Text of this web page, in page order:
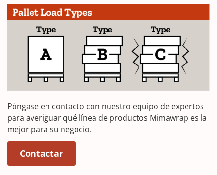
Póngase en contacto con nuestro equipo de expertos
para averiguar qué línea de productos Mimawrap es la
mejor para su negocio.
Contactar(Opens in a new window)